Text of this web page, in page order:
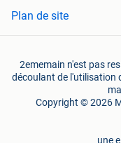
Plan de site
2ememain n'est pas
découlant de l'utilisation
Copyright © 2026
une